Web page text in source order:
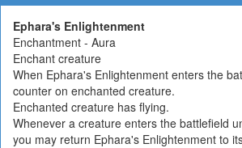
Ephara's Enlightenment
Enchantment - Aura
Enchant creature
When Ephara's Enlightenment enters the
counter on enchanted creature.
Enchanted creature has flying.
Whenever a creature enters the battlefield
you may return Ephara's Enlightenment to